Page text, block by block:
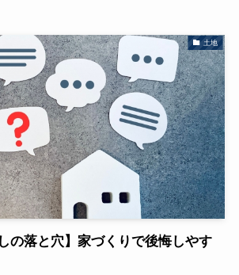
土地
の落と穴】家づくりで後悔しやす